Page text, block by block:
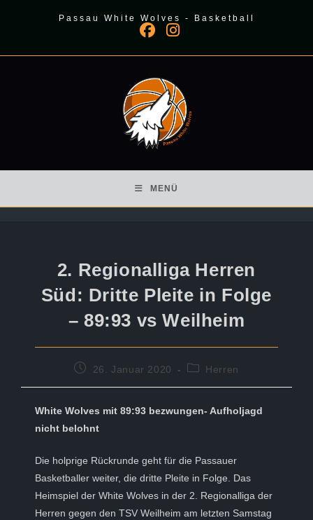
Passau White Wolves - Basketball
MENÜ
2. Regionalliga Herren
Süd: Dritte Pleite in Folge
– 89:93 vs Weilheim
Beitrag26. Januar 2020
Beitrags-
Herren
White Wolves mit 89:93 bezwungen- Aufholjagd
nicht belohnt
Die holprige Rückrunde geht für die Passauer
Basketballer weiter, die dritte Pleite in Folge. Das
Heimspiel der White Wolves in der 2. Regionalliga der
Herren gegen den TSV Weilheim am letzten Samstag